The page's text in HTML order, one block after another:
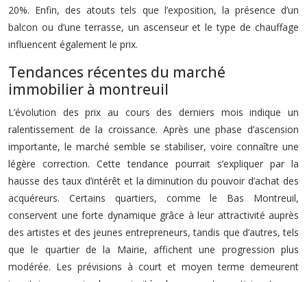
20%. Enfin, des atouts tels que l’exposition, la présence d’un
balcon ou d’une terrasse, un ascenseur et le type de chauffage
influencent également le prix.
Tendances récentes du marché
immobilier à montreuil
L’évolution des prix au cours des derniers mois indique un
ralentissement de la croissance. Après une phase d’ascension
importante, le marché semble se stabiliser, voire connaître une
légère correction. Cette tendance pourrait s’expliquer par la
hausse des taux d’intérêt et la diminution du pouvoir d’achat des
acquéreurs. Certains quartiers, comme le Bas Montreuil,
conservent une forte dynamique grâce à leur attractivité auprès
des artistes et des jeunes entrepreneurs, tandis que d’autres, tels
que le quartier de la Mairie, affichent une progression plus
modérée. Les prévisions à court et moyen terme demeurent